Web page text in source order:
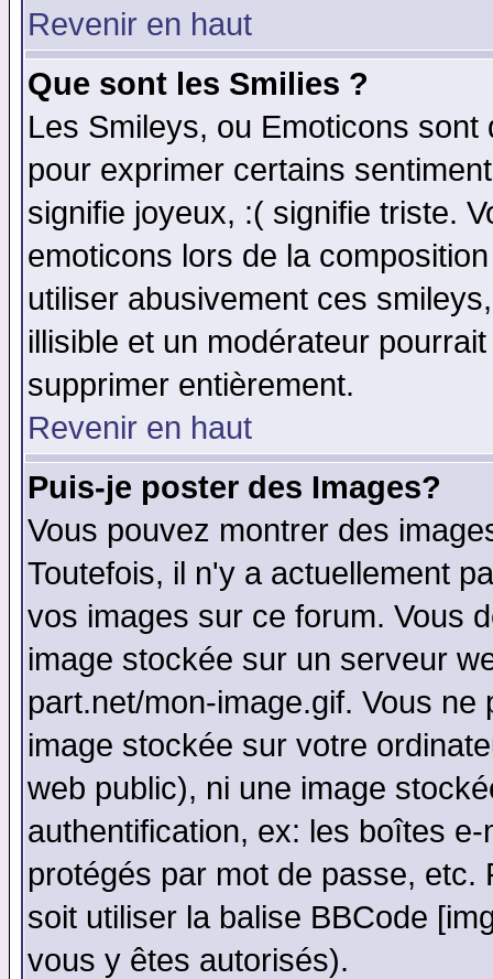
Revenir en haut
Que sont les Smilies ?
Les Smileys, ou Emoticons
pour exprimer certains
signifie joyeux, :( signifie triste.
emoticons lors de la
utiliser abusivement ces
illisible et un modérateur
supprimer entièrement.
Revenir en haut
Puis-je poster des Images?
Vous pouvez montrer des
Toutefois, il n'y a actuellement
vos images sur ce forum. Vous
image stockée sur un serveur
part.net/mon-image.gif. Vous
image stockée sur votre
web public), ni une image
authentification, ex: les boîtes
protégés par mot de passe,
soit utiliser la balise BBCode
vous y êtes autorisés).